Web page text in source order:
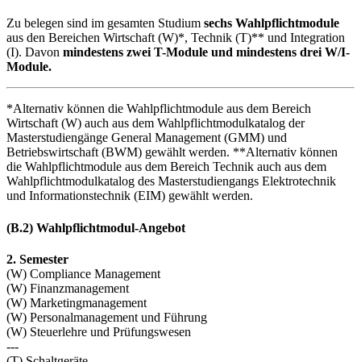
Zu belegen sind im gesamten Studium sechs Wahlpflichtmodule
aus den Bereichen Wirtschaft (W)*, Technik (T)** und Integration
(I). Davon mindestens zwei T-Module und mindestens drei W/I-
Module.
*Alternativ können die Wahlpflichtmodule aus dem Bereich
Wirtschaft (W) auch aus dem Wahlpflichtmodulkatalog der
Masterstudiengänge General Management (GMM) und
Betriebswirtschaft (BWM) gewählt werden. **Alternativ können
die Wahlpflichtmodule aus dem Bereich Technik auch aus dem
Wahlpflichtmodulkatalog des Masterstudiengangs Elektrotechnik
und Informationstechnik (EIM) gewählt werden.
(B.2) Wahlpflichtmodul-Angebot
2. Semester
(W) Compliance Management
(W) Finanzmanagement
(W) Marketingmanagement
(W) Personalmanagement und Führung
(W) Steuerlehre und Prüfungswesen
---